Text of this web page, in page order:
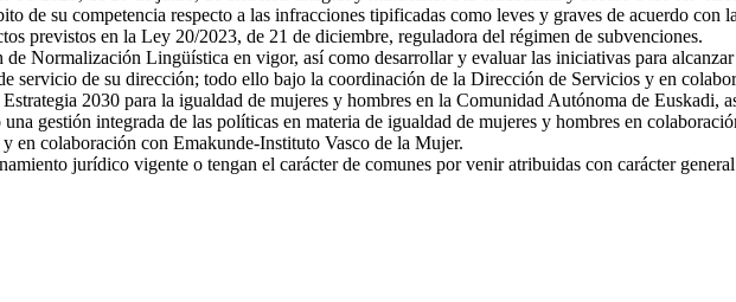
de su competencia respecto a las infracciones tipificadas como leves y graves de acuerdo
previstos en la Ley 20/2023, de 21 de diciembre, reguladora del régimen de subvenciones.
Normalización Lingüística en vigor, así como desarrollar y evaluar las iniciativas para
servicio de su dirección; todo ello bajo la coordinación de la Dirección de Servicios y en
2030 para la igualdad de mujeres y hombres en la Comunidad Autónoma de Euskadi,
gestión integrada de las políticas en materia de igualdad de mujeres y hombres en
en colaboración con Emakunde-Instituto Vasco de la Mujer.
jurídico vigente o tengan el carácter de comunes por venir atribuidas con carácter